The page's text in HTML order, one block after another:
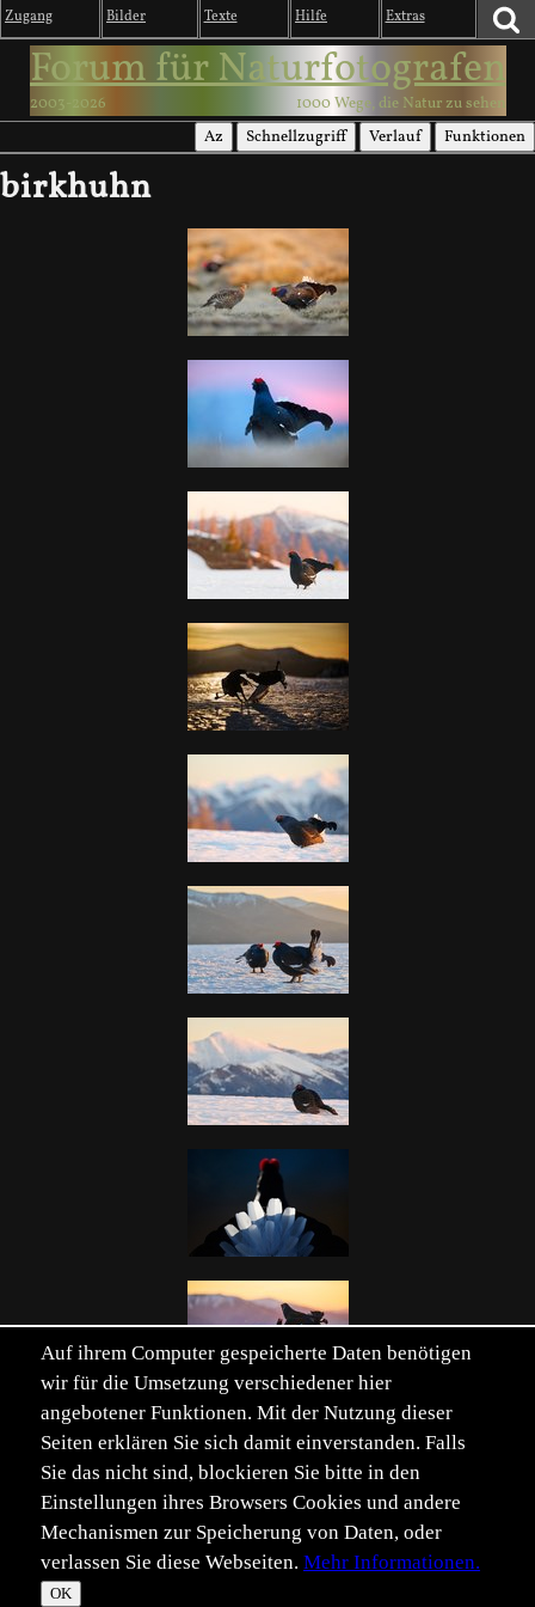
Zugang Bilder Texte Hilfe Extras
Forum für Naturfotografen
2003-2026 1000 Wege, die Natur zu sehen
Az Schnellzugriff Verlauf Funktionen
birkhuhn
Verwandte Schlüsselwörter einblenden
Auf ihrem Computer gespeicherte Daten benötigen
wir für die Umsetzung verschiedener hier
angebotener Funktionen. Mit der Nutzung dieser
Seiten erklären Sie sich damit einverstanden. Falls
Sie das nicht sind, blockieren Sie bitte in den
Einstellungen ihres Browsers Cookies und andere
Mechanismen zur Speicherung von Daten, oder
verlassen Sie diese Webseiten. Mehr Informationen.
OK